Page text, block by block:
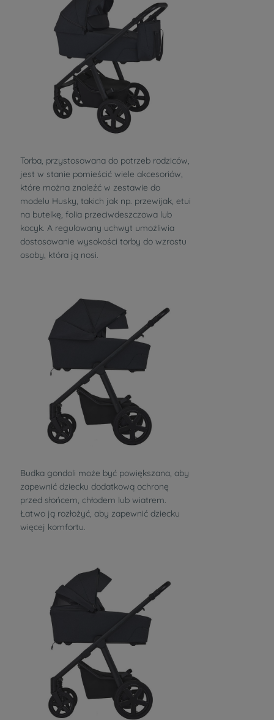
Torba, przystosowana do potrzeb rodziców,
jest w stanie pomieścić wiele akcesoriów,
które można znaleźć w zestawie do
modelu Husky, takich jak np. przewijak, etui
na butelkę, folia przeciwdeszczowa lub
kocyk. A regulowany uchwyt umożliwia
dostosowanie wysokości torby do wzrostu
osoby, która ją nosi.
Budka gondoli może być powiększana, aby
zapewnić dziecku dodatkową ochronę
przed słońcem, chłodem lub wiatrem.
Łatwo ją rozłożyć, aby zapewnić dziecku
więcej komfortu.